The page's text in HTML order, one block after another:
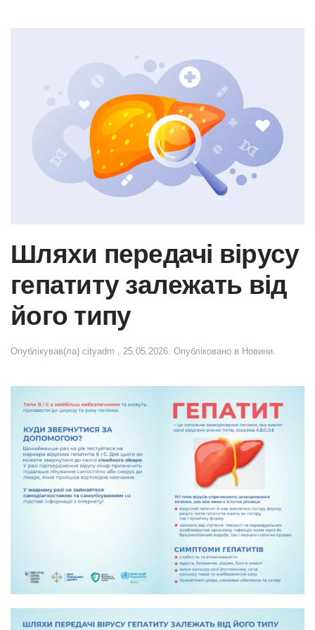
Шляхи передачі вірусу
гепатиту залежать від
його типу
Опублікував(ла) cityadm 25.05.2026 . Опубліковано в Новини